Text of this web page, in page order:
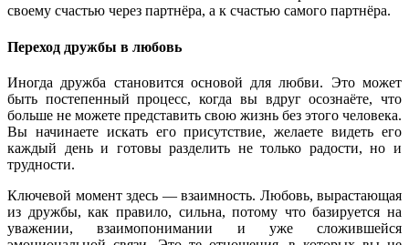
своему счастью через партнёра, а к счастью самого партнёра.
Переход дружбы в любовь
Иногда дружба становится основой для любви. Это может
быть постепенный процесс, когда вы вдруг осознаёте, что
больше не можете представить свою жизнь без этого человека.
Вы начинаете искать его присутствие, желаете видеть его
каждый день и готовы разделить не только радости, но и
трудности.
Ключевой момент здесь — взаимность. Любовь, вырастающая
из дружбы, как правило, сильна, потому что базируется на
уважении, взаимопонимании и уже сложившейся